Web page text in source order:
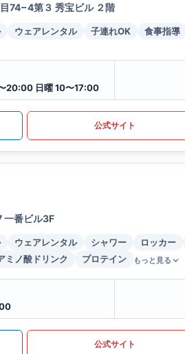
74−4第３ 秀宝ビル ２階
ウェアレンタル 子連れOK 食事指導
20:00 日曜 10〜17:00
公式サイト
一番ビル3F
ウェアレンタル シャワー ロッカー
ミノ酸ドリンク プロテイン もっと見る
公式サイト